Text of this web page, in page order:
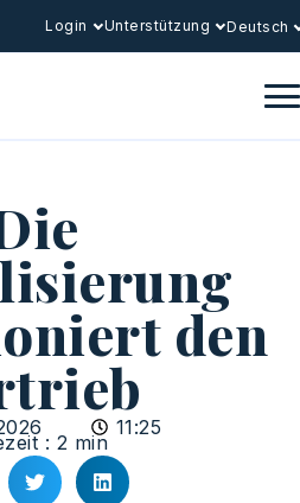
Login Unterstützung Deutsch
den
11:25
: 2 min